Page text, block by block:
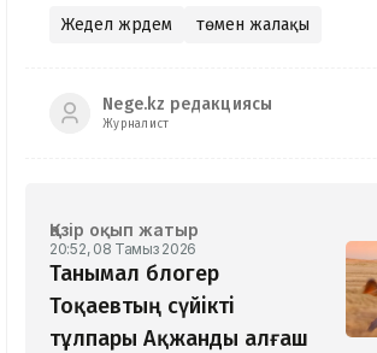
Жедел жәрдем төмен жалақы
Nege.kz редакциясы
Журналист
Қазір оқып жатыр
20:52, 08 Тамыз 2026
Танымал блогер
Тоқаевтың сүйікті
тұлпары Ақжанды алғаш